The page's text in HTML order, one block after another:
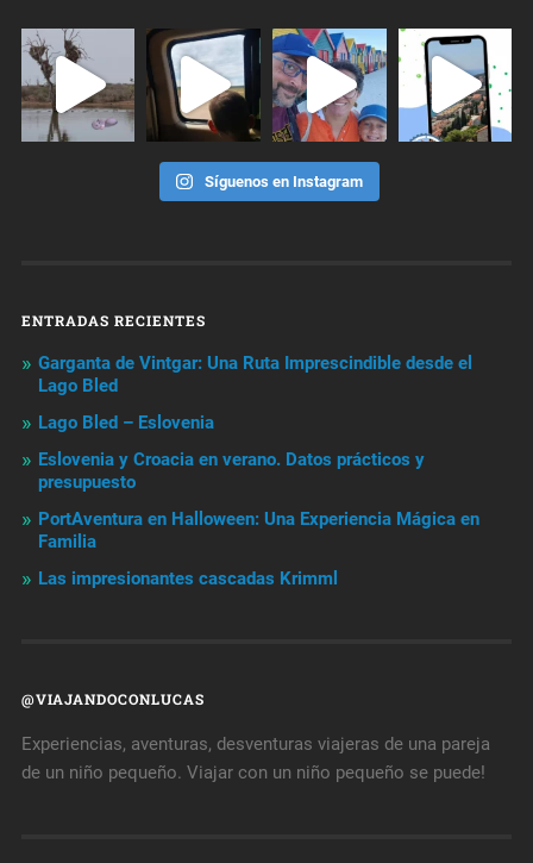
Síguenos en Instagram
ENTRADAS RECIENTES
Garganta de Vintgar: Una Ruta Imprescindible desde el
Lago Bled
Lago Bled – Eslovenia
Eslovenia y Croacia en verano. Datos prácticos y
presupuesto
PortAventura en Halloween: Una Experiencia Mágica en
Familia
Las impresionantes cascadas Krimml
@VIAJANDOCONLUCAS
Experiencias, aventuras, desventuras viajeras de una pareja
de un niño pequeño. Viajar con un niño pequeño se puede!